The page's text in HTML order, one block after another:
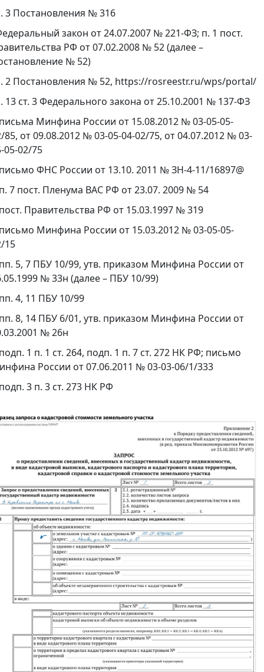
3 Постановления № 316
закон от 24.07.2007 № 221-ФЗ; п. 1 пост.
РФ от 07.02.2008 № 52 (далее –
№ 52)
2 Постановления № 52, https://rosreestr.ru/wps/portal/
13 ст. 3 Федерального закона от 25.10.2001 № 137-ФЗ
Минфина России от 15.08.2012 № 03-05-05-
85, от 09.08.2012 № 03-05-04-02/75, от 04.07.2012 № 03-
05-02/75
ФНС России от 13.10. 2011 № ЗН-4-11/16897@
7 пост. Пленума ВАС РФ от 23.07. 2009 № 54
Правительства РФ от 15.03.1997 № 319
Минфина России от 15.03.2012 № 03-05-05-
15
5, 7 ПБУ 10/99, утв. приказом Минфина России от
№ 33н (далее – ПБУ 10/99)
4, 11 ПБУ 10/99
8, 14 ПБУ 6/01, утв. приказом Минфина России от
№ 26н
1 п. 1 ст. 264, подп. 1 п. 7 ст. 272 НК РФ; письмо
России от 07.06.2011 № 03-03-06/1/333
3 п. 3 ст. 273 НК РФ